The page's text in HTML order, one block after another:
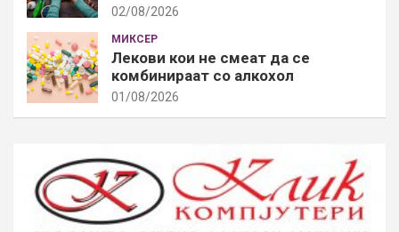
02/08/2026
МИКСЕР
Лекови кои не смеат да се
комбинираат со алкохол
01/08/2026